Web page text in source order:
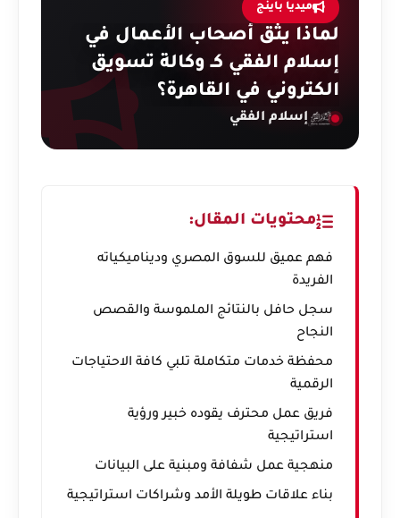
ميديا باينج
لماذا يثق أصحاب الأعمال في
إسلام الفقي كـ وكالة تسويق
الكتروني في القاهرة؟
إسلام الفقي
محتويات المقال:
فهم عميق للسوق المصري وديناميكياته
الفريدة
سجل حافل بالنتائج الملموسة والقصص
النجاح
محفظة خدمات متكاملة تلبي كافة الاحتياجات
الرقمية
فريق عمل محترف يقوده خبير ورؤية
استراتيجية
منهجية عمل شفافة ومبنية على البيانات
بناء علاقات طويلة الأمد وشراكات استراتيجية